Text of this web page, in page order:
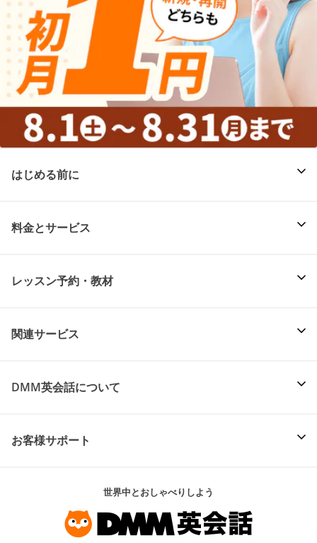
はじめる前に
料金とサービス
レッスン予約・教材
関連サービス
DMM英会話について
お客様サポート
世界中とおしゃべりしよう